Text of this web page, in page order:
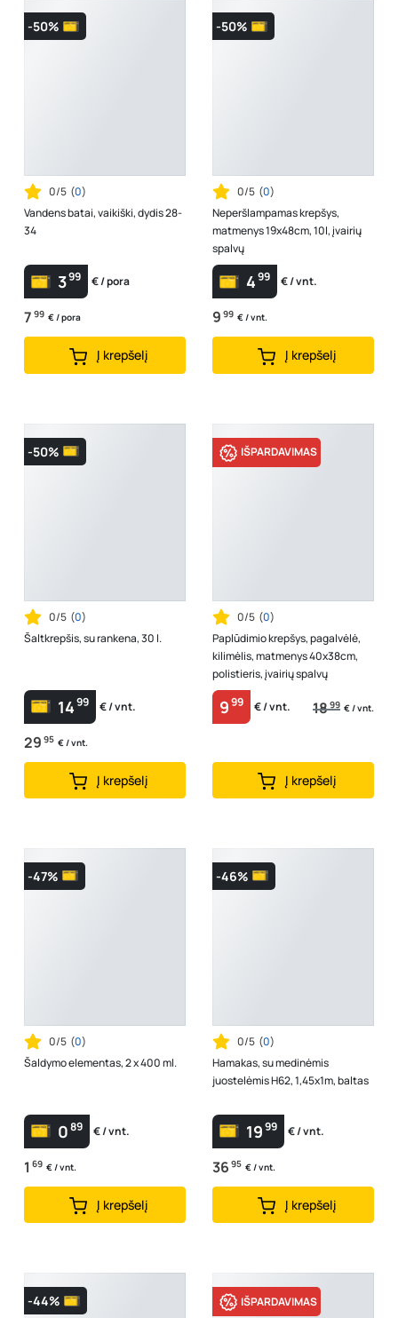
-50%
0/5 (0)
Vandens batai, vaikiški, dydis 28-
34
399 € / pora
7 99 € / pora
Į krepšelį
-50%
0/5 (0)
Neperšlampamas krepšys,
matmenys 19x48cm, 10l, įvairių
spalvų
499 € / vnt.
9 99 € / vnt.
Į krepšelį
-50%
0/5 (0)
Šaltkrepšis, su rankena, 30 l.
1499 € / vnt.
29 95 € / vnt.
Į krepšelį
IŠPARDAVIMAS
0/5 (0)
Paplūdimio krepšys, pagalvėlė,
kilimėlis, matmenys 40x38cm,
polistieris, įvairių spalvų
999 € / vnt. 1899 € / vnt.
Į krepšelį
-47%
0/5 (0)
Šaldymo elementas, 2 x 400 ml.
089 € / vnt.
1 69 € / vnt.
Į krepšelį
-46%
0/5 (0)
Hamakas, su medinėmis
juostelėmis H62, 1,45x1m, baltas
1999 € / vnt.
36 95 € / vnt.
Į krepšelį
-44% IŠPARDAVIMAS